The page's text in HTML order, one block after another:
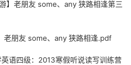
】老朋友 some、any 狭路相逢第三
老朋友 some、any 狭路相逢.pdf
语四级：2013寒假听说读写训练营